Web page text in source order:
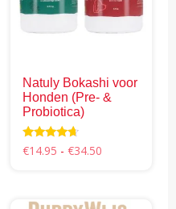
Natuly Bokashi voor
Honden (Pre- &
Probiotica)
Waardering
4.46
€14.95 - €34.50
product